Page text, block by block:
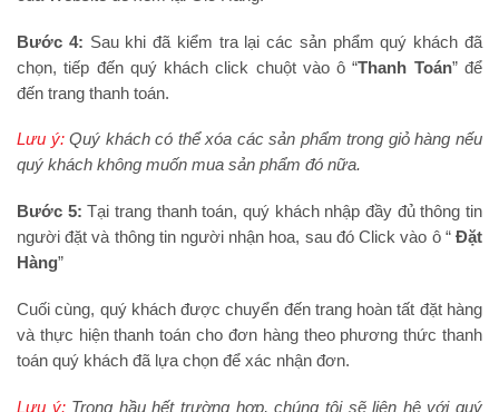
Bước 4: Sau khi đã kiểm tra lại các sản phẩm quý khách đã
chọn, tiếp đến quý khách click chuột vào ô “Thanh Toán” để
đến trang thanh toán.
Lưu ý:Quý khách có thể xóa các sản phẩm trong giỏ hàng nếu
quý khách không muốn mua sản phẩm đó nữa.
Bước 5: Tại trang thanh toán, quý khách nhập đầy đủ thông tin
người đặt và thông tin người nhận hoa, sau đó Click vào ô “ Đặt
Hàng”
Cuối cùng, quý khách được chuyển đến trang hoàn tất đặt hàng
và thực hiện thanh toán cho đơn hàng theo phương thức thanh
toán quý khách đã lựa chọn để xác nhận đơn.
Lưu ý:Trong hầu hết trường hợp, chúng tôi sẽ liên hệ với quý